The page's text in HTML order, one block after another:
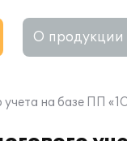
О продукции
учета на базе ПП